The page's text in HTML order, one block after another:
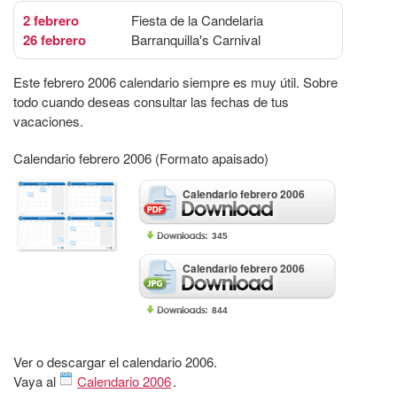
2 febrero Fiesta de la Candelaria
26 febrero Barranquilla's Carnival
Este febrero 2006 calendario siempre es muy útil. Sobre
todo cuando deseas consultar las fechas de tus
vacaciones.
Calendario febrero 2006 (Formato apaisado)
Calendario febrero 2006
345
Calendario febrero 2006
844
Ver o descargar el calendario 2006.
Vaya al
Calendario 2006.